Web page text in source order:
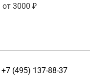
от 3000 ₽
+7 (495) 137-88-37